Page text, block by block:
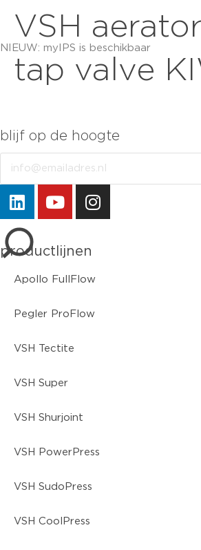
NIEUW: myIPS is beschikbaar
sluiten
VSH
tap valve
blijf op de hoogte
productlijnen
Apollo FullFlow
Pegler ProFlow
VSH Tectite
VSH Super
VSH Shurjoint
VSH PowerPress
VSH SudoPress
VSH CoolPress